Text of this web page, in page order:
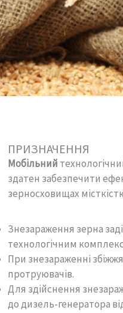
ПРИЗНАЧЕННЯ
Мобільний
здатен забезпечити
зерносховищах
Знезараження зерна
технологічним
При знезараженні
протруювачів.
Для здійснення
до дизель-генератора